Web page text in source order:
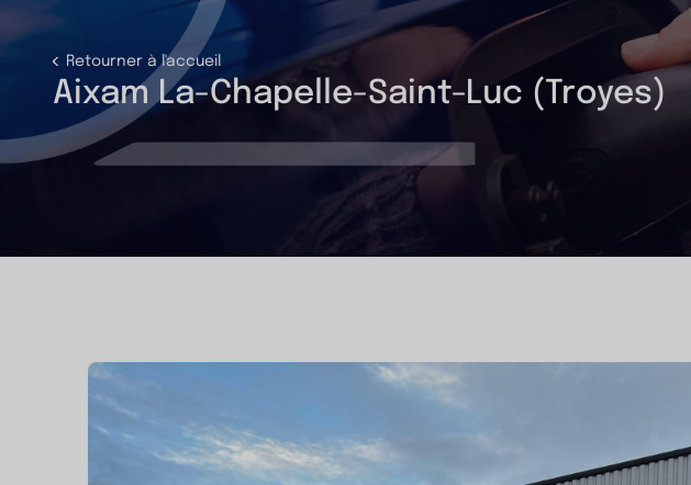
Retourner à l'accueil
Aixam La-Chapelle-Saint-Luc (Troyes)